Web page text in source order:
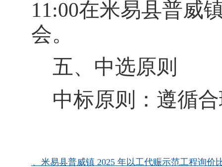
11:00在米易县普威
会。
五、中选原则
中标原则：遵循
附件1、米易县普威镇 2025 年以工代赈示范工程询价